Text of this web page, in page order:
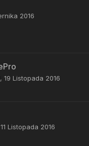
2016
, 19 Listopada 2016
11 Listopada 2016